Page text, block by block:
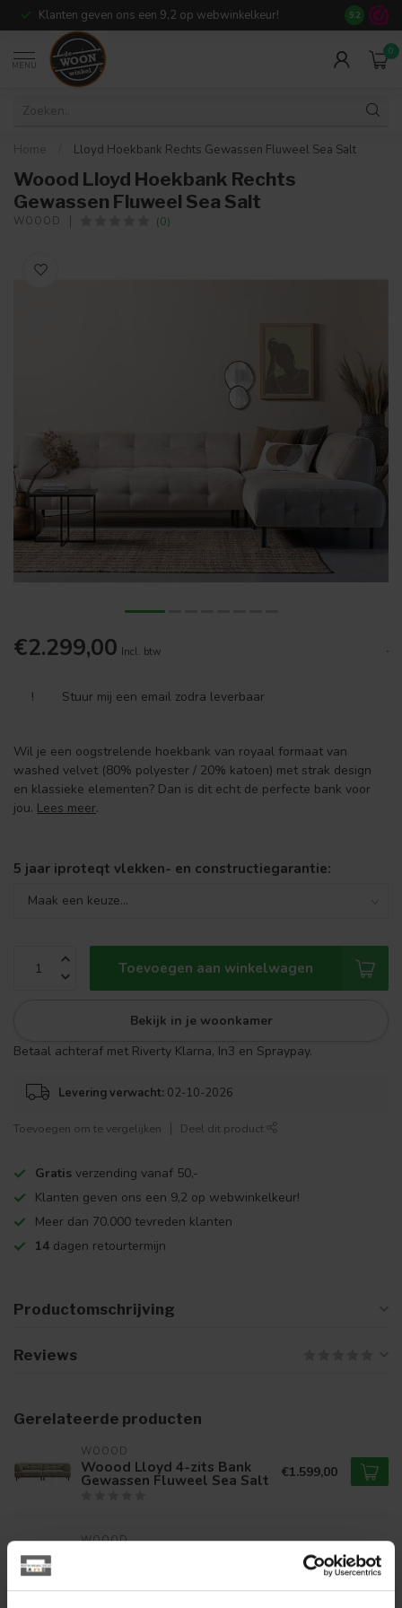
Klanten geven ons een 9,2 op webwinkelkeur! Meer dan
9.2
MENU
0
Home Lloyd Hoekbank Rechts Gewassen Fluweel Sea Salt
Woood Lloyd Hoekbank Rechts
Gewassen Fluweel Sea Salt
WOOOD (0)
€2.299,00 Incl. btw .
! Stuur mij een email zodra leverbaar
Wil je een oogstrelende hoekbank van royaal formaat van
washed velvet (80% polyester / 20% katoen) met strak design
en klassieke elementen? Dan is dit echt de perfecte bank voor
jou. Lees meer.
5 jaar iproteqt vlekken- en constructiegarantie:
Toevoegen aan winkelwagen
Bekijk in je woonkamer
Betaal achteraf met Riverty Klarna, In3 en Spraypay.
Levering verwacht: 02-10-2026
Toevoegen om te vergelijken Deel dit product
Gratis verzending vanaf 50,-
Klanten geven ons een 9,2 op webwinkelkeur!
Meer dan 70.000 tevreden klanten
14 dagen retourtermijn
Productomschrijving
Reviews
Gerelateerde producten
WOOOD
Woood Lloyd 4-zits Bank
Gewassen Fluweel Sea Salt €1.599,00
WOOOD
€2.299,00